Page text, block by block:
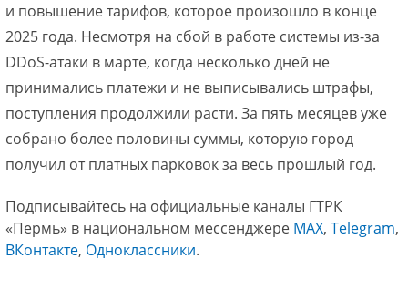
и повышение тарифов, которое произошло в конце
2025 года. Несмотря на сбой в работе системы из-за
DDoS-атаки в марте, когда несколько дней не
принимались платежи и не выписывались штрафы,
поступления продолжили расти. За пять месяцев уже
собрано более половины суммы, которую город
получил от платных парковок за весь прошлый год.
Подписывайтесь на официальные каналы ГТРК
«Пермь» в национальном мессенджере МАХ, Telegram,
ВКонтакте, Одноклассники.